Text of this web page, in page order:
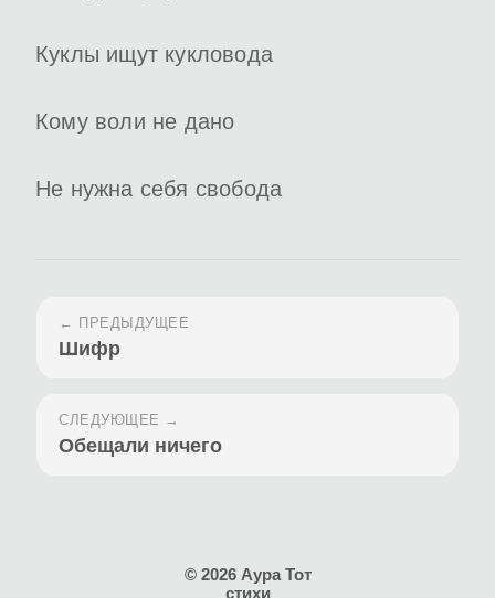
Куклы ищут кукловода
Кому воли не дано
Не нужна себя свобода
← ПРЕДЫДУЩЕЕ
Шифр
СЛЕДУЮЩЕЕ →
Обещали ничего
© 2026 Аура Тот
стихи